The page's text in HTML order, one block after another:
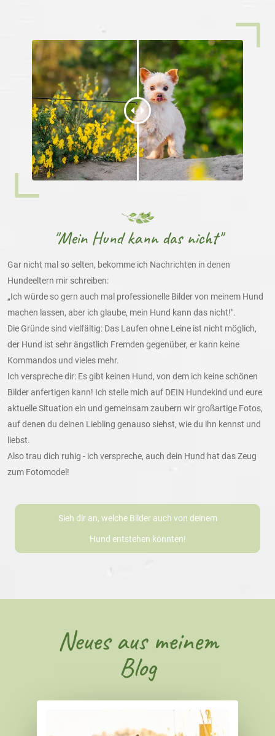
"Mein Hund kann das nicht"
Gar nicht mal so selten, bekomme ich Nachrichten in denen
Hundeeltern mir schreiben:
„Ich würde so gern auch mal professionelle Bilder von meinem Hund
machen lassen, aber ich glaube, mein Hund kann das nicht!".
Die Gründe sind vielfältig: Das Laufen ohne Leine ist nicht möglich,
der Hund ist sehr ängstlich Fremden gegenüber, er kann keine
Kommandos und vieles mehr.
Ich verspreche dir: Es gibt keinen Hund, von dem ich keine schönen
Bilder anfertigen kann! Ich stelle mich auf DEIN Hundekind und eure
aktuelle Situation ein und gemeinsam zaubern wir großartige Fotos,
auf denen du deinen Liebling genauso siehst, wie du ihn kennst und
liebst.
Also trau dich ruhig - ich verspreche, auch dein Hund hat das Zeug
zum Fotomodel!
Sieh dir an, welche Bilder auch von deinem
Hund entstehen könnten!
Neues aus meinem
Blog